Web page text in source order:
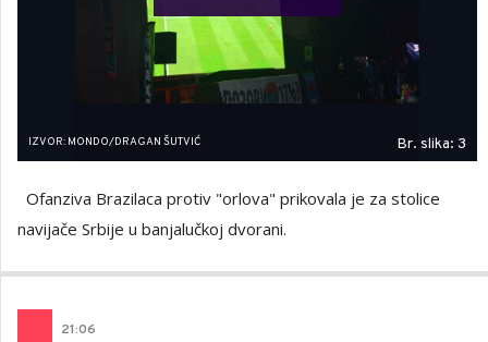
IZVOR: MONDO/DRAGAN ŠUTVIĆ Br. slika: 3
Ofanziva Brazilaca protiv "orlova" prikovala je za stolice
navijače Srbije u banjalučkoj dvorani.
21:06